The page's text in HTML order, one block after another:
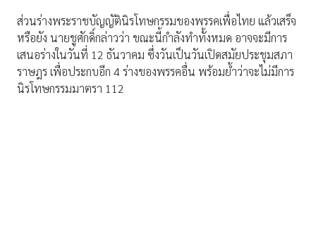
ส่วนร่างพระราชบัญญัตินิรโทษกรรมของพรรคเพื่อไทย แล้วเสร็จ
หรือยัง นายชูศักดิ์กล่าวว่า ขณะนี้กำลังทำทั้งหมด อาจจะมีการ
เสนอร่างในวันที่ 12 ธันวาคม ซึ่งวันเป็นวันเปิดสมัยประชุมสภา
ราษฎร เพื่อประกบอีก 4 ร่างของพรรคอื่น พร้อมย้ำว่าจะไม่มีการ
นิรโทษกรรมมาตรา 112